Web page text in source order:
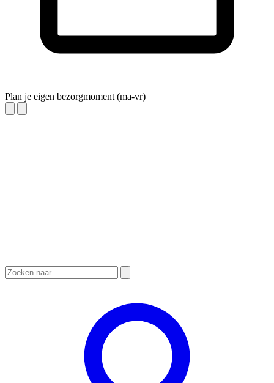
Plan je eigen bezorgmoment (ma-vr)